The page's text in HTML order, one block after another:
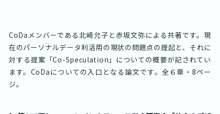
CoDaメンバーである北崎允子と赤坂文弥による共著です。現
在のパーソナルデータ利活用の現状の問題点の提起と、それに
対する提案「Co-Speculation」についての概要が記されてい
ます。CoDaについての入口となる論文です。全６章・8ペー
ジ。